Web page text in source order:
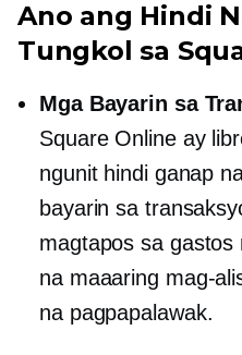
Ano ang Hindi
Tungkol sa
Mga Bayarin sa
Square Online ay
ngunit hindi ganap
bayarin sa
magtapos sa gastos
na maaaring mag-
na pagpapalawak.